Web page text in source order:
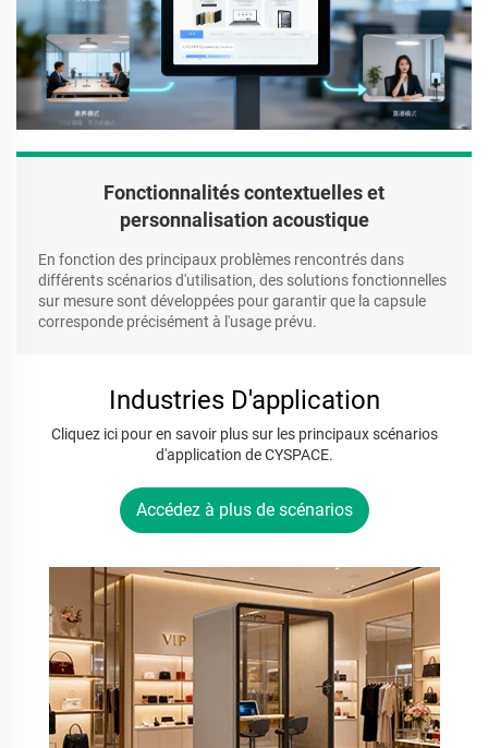
Fonctionnalités contextuelles et
personnalisation acoustique
En fonction des principaux problèmes rencontrés dans
différents scénarios d'utilisation, des solutions fonctionnelles
sur mesure sont développées pour garantir que la capsule
corresponde précisément à l'usage prévu.
Industries D'application
Cliquez ici pour en savoir plus sur les principaux scénarios
d'application de CYSPACE.
Accédez à plus de scénarios